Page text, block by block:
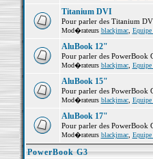
Titanium DVI
Pour parler des Titanium
Mod�rateurs blackjmac, Equipe
AluBook 12"
Pour parler des PowerBook
Mod�rateurs blackjmac, Equipe
AluBook 15"
Pour parler des PowerBook
Mod�rateurs blackjmac, Equipe
AluBook 17"
Pour parler des PowerBook
Mod�rateurs blackjmac, Equipe
PowerBook G3